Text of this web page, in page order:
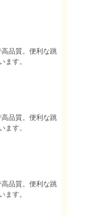
品質。便利な跳
ます。
品質。便利な跳
ます。
品質。便利な跳
ます。